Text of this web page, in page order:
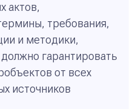
актов,
требования,
и методики,
гарантировать
от всех
источников